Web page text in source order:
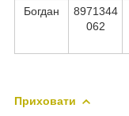
Богдан
8971344
062
Приховати